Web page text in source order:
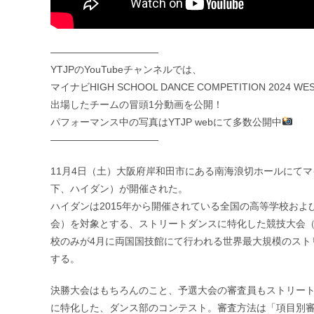
———————————
YTJPのYouTubeチャンネルでは、
マイナビHIGH SCHOOL DANCE COMPETITION 2024
出場したチームの冒頭1分動画を公開！
パフォーマンス中の写真はYTJP webにて多数公開中
———————————
11月4日（土）大阪府岸和田市にある南海浪切ホールにて
下、ハイダン）が開催された。
ハイダンは2015年から開催されている全国の⾼等学校お
会）を対象とする、ストリートダンスに特化した競技大会
校のみが4⽉に両国国技館にて⾏われる世界最⼤規模のス
する。
決勝大会はもちろんのこと、予選大会の審査員もストリー
に特化した、ダンス部のコンテスト。審査方法は「項目別